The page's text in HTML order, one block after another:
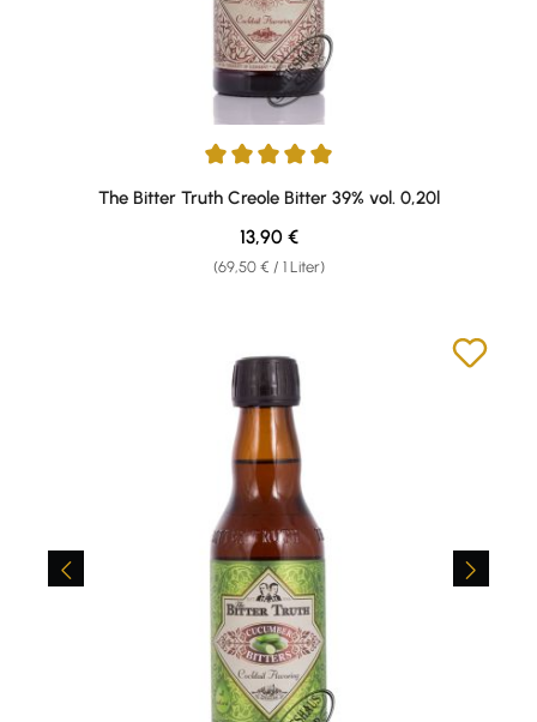
Durchschnittliche Bewertung von 5 von 5 Sternen
The Bitter Truth Creole Bitter 39% vol. 0,20l
(69,50 € / 1 Liter)
Regulärer Preis:
13,90 €